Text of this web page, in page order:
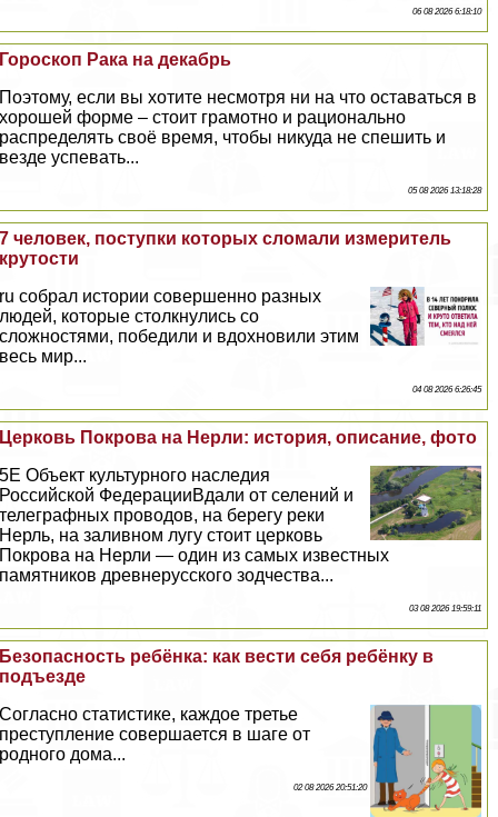
06 08 2026 6:18:10
Гороскоп Paка на декабрь
Поэтому, если вы хотите несмотря ни на что оставаться в
хорошей форме – стоит грамотно и рационально
распределять своё время, чтобы никуда не спешить и
везде успевать...
05 08 2026 13:18:28
7 человек, поступки которых сломали измеритель
крутости
ru собрал истории совершенно разных
людей, которые столкнулись со
сложностями, победили и вдохновили этим
весь мир...
04 08 2026 6:26:45
Церковь Покрова на Нерли: история, описание, фото
5E Объект культурного наследия
Российской ФедерацииВдали от селений и
телеграфных проводов, на берегу реки
Нерль, на заливном лугу стоит церковь
Покрова на Нерли — один из самых известных
памятников древнерусского зодчества...
03 08 2026 19:59:11
Безопасность ребёнка: как вести себя ребёнку в
подъезде
Согласно статистике, каждое третье
преступление совершается в шаге от
родного дома...
02 08 2026 20:51:20